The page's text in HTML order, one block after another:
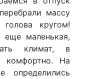
массу
голова кругом!
маленькая,
климат, в
комфортно. На
определились